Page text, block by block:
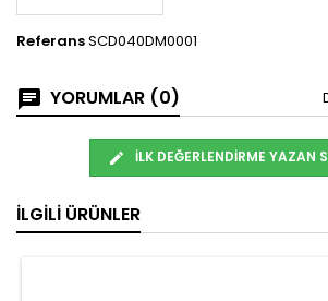
ReferansSCD040DM0001
YORUMLAR (0)
İLK DEĞERLENDIRME YAZAN
İLGILI ÜRÜNLER